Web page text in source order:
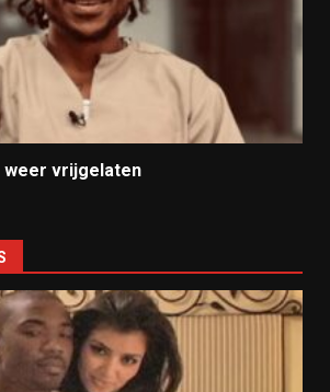
weer vrijgelaten